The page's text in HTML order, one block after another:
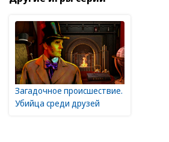
Загадочное происшествие.
Убийца среди друзей